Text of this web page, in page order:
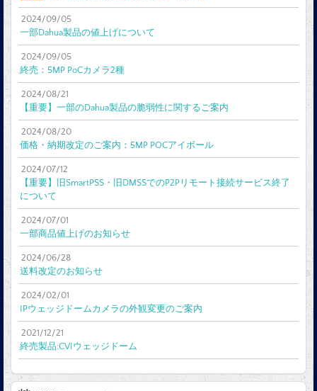
2024/09/05
一部Dahua製品の値上げについて
2024/09/05
終売：5MP PoCカメラ2種
2024/08/21
【重要】一部のDahua製品の脆弱性に関するご案内
2024/08/20
価格・納期改定のご案内：5MP POCアイボール
2024/07/12
【重要】旧SmartPSS・旧DMSSでのP2Pリモート接続サービス終了
について
2024/07/01
一部商品値上げのお知らせ
2024/06/28
送料改定のお知らせ
2024/02/01
IPウェッジドームカメラの外観変更のご案内
2021/12/21
終売製品:CVIウェッジドーム